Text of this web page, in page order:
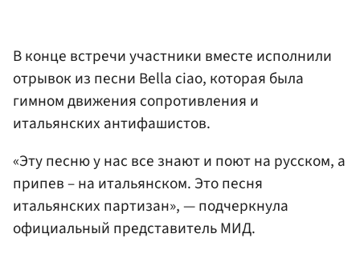
В конце встречи участники вместе исполнили
отрывок из песни Bella ciao, которая была
гимном движения сопротивления и
итальянских антифашистов.
«Эту песню у нас все знают и поют на русском, а
припев – на итальянском. Это песня
итальянских партизан», — подчеркнула
официальный представитель МИД.